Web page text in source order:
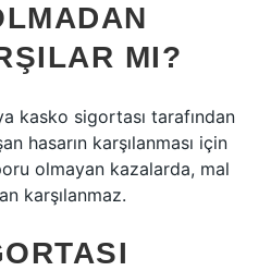
MI?
kasko sigortası tarafından
hasarın karşılanması için
olmayan kazalarda, mal
karşılanmaz.